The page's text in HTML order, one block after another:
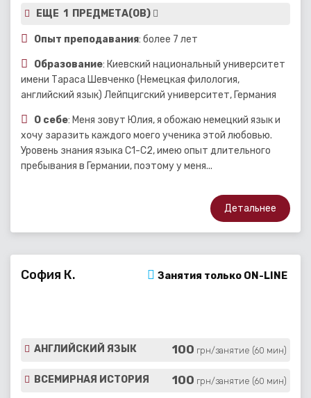
ЕЩЕ 1 ПРЕДМЕТА(ОВ)
Опыт преподавания: более 7 лет
Образование: Киевский национальный университет
имени Тараса Шевченко (Немецкая филология,
английский язык) Лейпцигский университет, Германия
О себе: Меня зовут Юлия, я обожаю немецкий язык и
хочу заразить каждого моего ученика этой любовью.
Уровень знания языка C1-C2, имею опыт длительного
пребывания в Германии, поэтому у меня...
Детальнее
София К. Занятия только ON-LINE
АНГЛИЙСКИЙ ЯЗЫК 100 грн/занятие (60 мин)
ВСЕМИРНАЯ ИСТОРИЯ 100 грн/занятие (60 мин)